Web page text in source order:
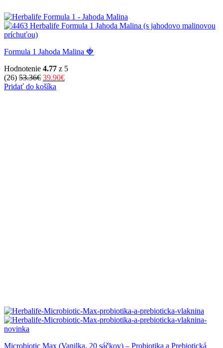
Formula 1 Jahoda Malina 🍓
Hodnotenie 4.77 z 5
(26) 53.36€ Pôvodná
cena
39.90€Aktuálna
Pridať do košíka
Microbiotic Max (Vanilka, 20 sáčkov) – Probiotika a Prebiotická